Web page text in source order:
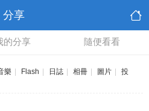
分享
的分享 隨便看看
樂 Flash 日誌 相冊 圖片
投